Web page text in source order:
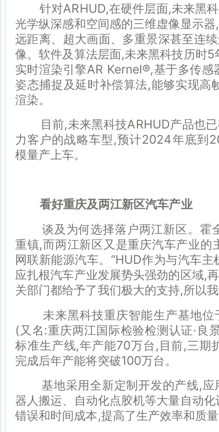
针对ARHUD,在硬件层面,未来黑科
光学纵深感和空间感的三维虚像显示
远距离、超大画面、多重景深甚至连
像。软件及算法层面,未来黑科技历时
实时渲染引擎AR Kernel®,基于多传感
姿态捕捉及延时补偿算法,能够实现高
渲染。
目前,未来黑科技ARHUD产品也已
力客户的战略车型,预计2024年底到
模量产上车。
看好重庆及两江新区汽车产业
谈及为何选择落户两江新区。霍
重镇,而两江新区又是重庆汽车产业的
网联新能源汽车。“HUD作为与汽车
应扎根汽车产业发展势头强劲的区域,
关部门都给予了我们极大的支持,所以
未来黑科技重庆智能生产基地位
(又名:重庆两江国际检验检测认证·良
标准生产线,年产能70万台,目前,三期
完成后年产能将突破100万台。
基地采用全新定制开发的产线,应
器人搬运、自动化点胶机等大量自动
错误和时间成本,提高了生产效率和质